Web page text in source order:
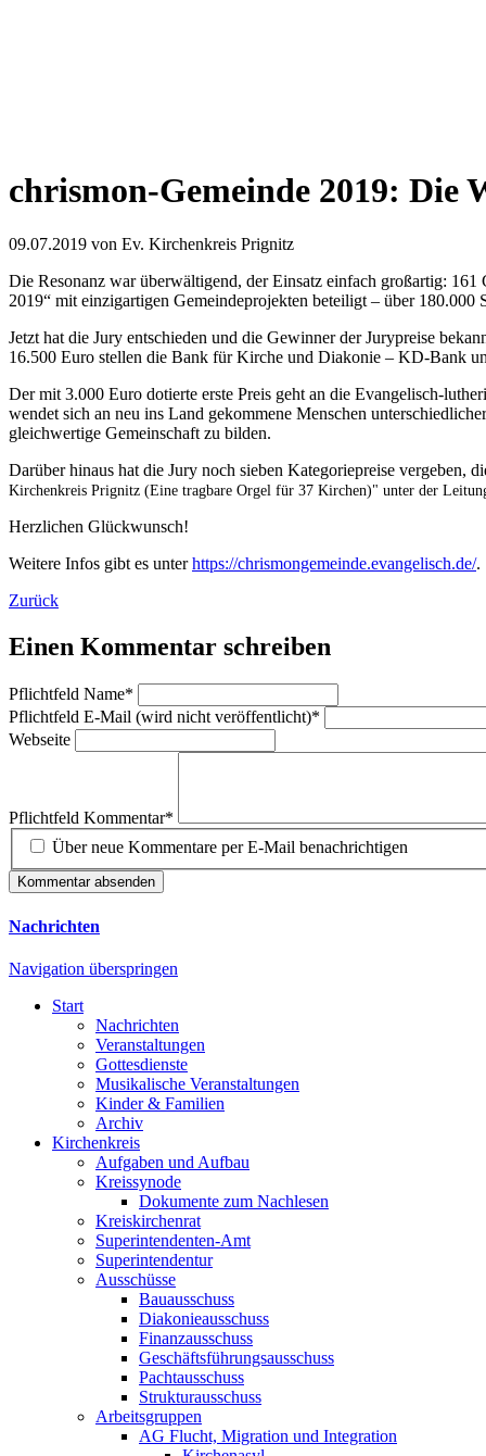
chrismon-Gemeinde 2019: Die
09.07.2019 von Ev. Kirchenkreis Prignitz
Die Resonanz war überwältigend, der Einsatz einfach großartig:
2019“ mit einzigartigen Gemeindeprojekten beteiligt – über
Jetzt hat die Jury entschieden und die Gewinner der Jurypreise
16.500 Euro stellen die Bank für Kirche und Diakonie – KD-Bank
Der mit 3.000 Euro dotierte erste Preis geht an die Evangelisch-
wendet sich an neu ins Land gekommene Menschen
gleichwertige Gemeinschaft zu bilden.
Darüber hinaus hat die Jury noch sieben Kategoriepreise vergeben,
Kirchenkreis Prignitz (Eine tragbare Orgel für 37 Kirchen)" unter der
Herzlichen Glückwunsch!
Weitere Infos gibt es unterhttps://chrismongemeinde.evangelisch.de/.
Zurück
Einen Kommentar schreiben
Pflichtfeld Name*
Pflichtfeld E-Mail (wird nicht veröffentlicht)*
Webseite
Pflichtfeld Kommentar*
Über neue Kommentare per E-Mail benachrichtigen
Kommentar absenden
Nachrichten
Navigation überspringen
Start
Nachrichten
Veranstaltungen
Gottesdienste
Musikalische Veranstaltungen
Kinder & Familien
Archiv
Kirchenkreis
Aufgaben und Aufbau
Kreissynode
Dokumente zum Nachlesen
Kreiskirchenrat
Superintendenten-Amt
Superintendentur
Ausschüsse
Bauausschuss
Diakonieausschuss
Finanzausschuss
Geschäftsführungsausschuss
Pachtausschuss
Strukturausschuss
Arbeitsgruppen
AG Flucht, Migration und Integration